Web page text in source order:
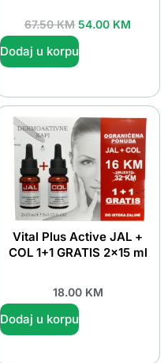
67.50KM 54.00 KM
Dodaj u korpu
Vital Plus Active JAL +
COL 1+1 GRATIS 2×15 ml
18.00 KM
Dodaj u korpu